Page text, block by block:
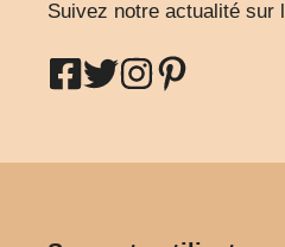
Suivez notre actualité sur